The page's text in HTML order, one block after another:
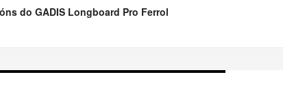
do GADIS Longboard Pro Ferrol